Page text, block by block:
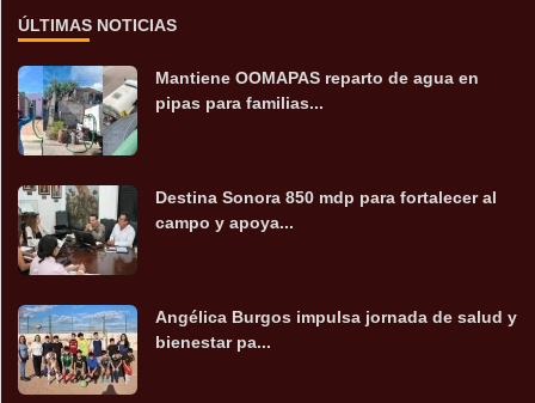
ÚLTIMAS NOTICIAS
Mantiene OOMAPAS reparto de agua en
pipas para familias...
Destina Sonora 850 mdp para fortalecer al
campo y apoya...
Angélica Burgos impulsa jornada de salud y
bienestar pa...